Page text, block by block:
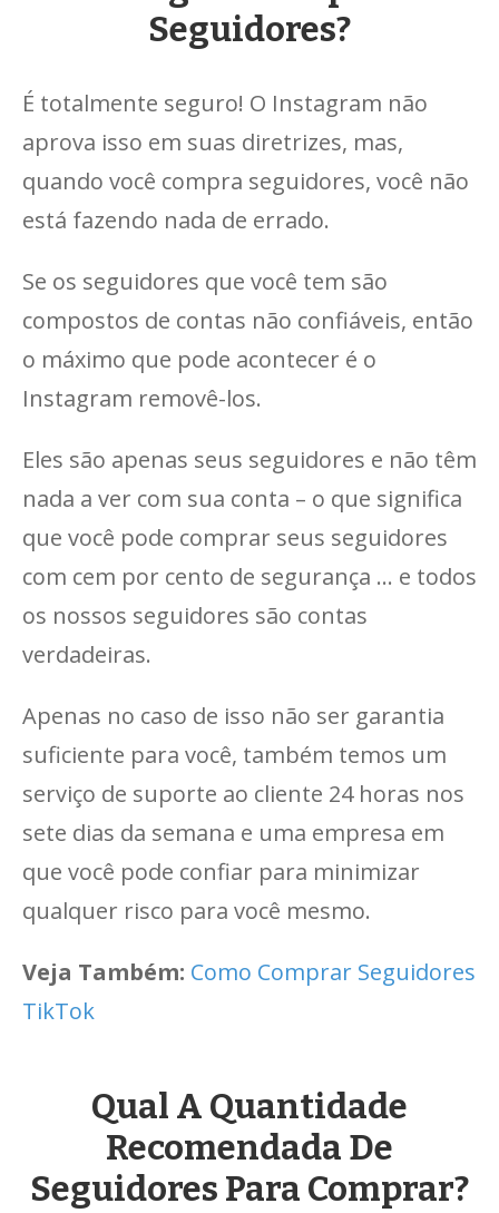
Seguidores?
É totalmente seguro! O Instagram não
aprova isso em suas diretrizes, mas,
quando você compra seguidores, você não
está fazendo nada de errado.
Se os seguidores que você tem são
compostos de contas não confiáveis, então
o máximo que pode acontecer é o
Instagram removê-los.
Eles são apenas seus seguidores e não têm
nada a ver com sua conta – o que significa
que você pode comprar seus seguidores
com cem por cento de segurança … e todos
os nossos seguidores são contas
verdadeiras.
Apenas no caso de isso não ser garantia
suficiente para você, também temos um
serviço de suporte ao cliente 24 horas nos
sete dias da semana e uma empresa em
que você pode confiar para minimizar
qualquer risco para você mesmo.
Veja Também: Como Comprar Seguidores
TikTok
Qual A Quantidade
Recomendada De
Seguidores Para Comprar?